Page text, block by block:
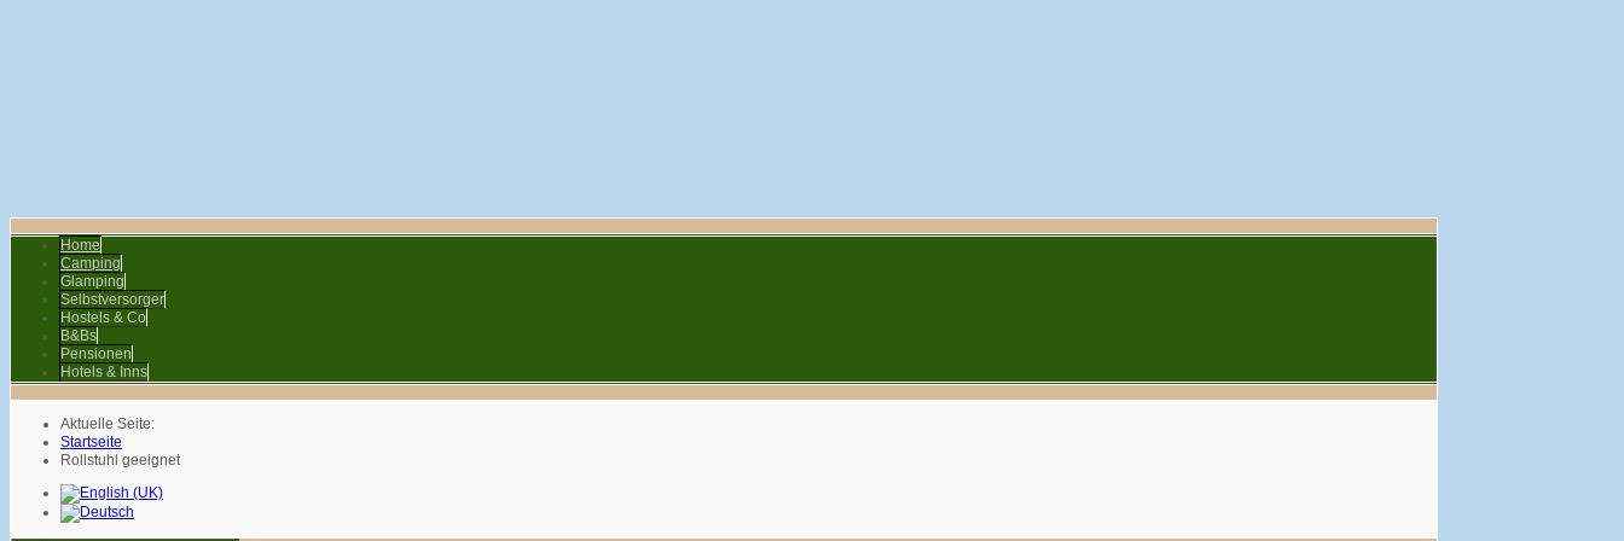
Home
Camping
Glamping
Selbstversorger
Hostels & Co
B&Bs
Pensionen
Hotels & Inns
Aktuelle Seite:
Startseite
Rollstuhl geeignet